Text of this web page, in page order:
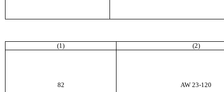
(1) (2)
82 AW 23-120